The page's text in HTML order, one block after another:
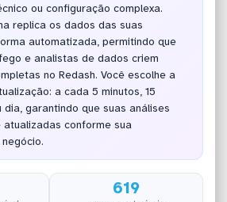
ou configuração complexa.
replica os dados das suas
automatizada, permitindo que
e analistas de dados criem
no Redash. Você escolhe a
a cada 5 minutos, 15
dia, garantindo que suas análises
conforme sua
619